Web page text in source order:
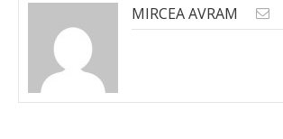
MIRCEA AVRAM